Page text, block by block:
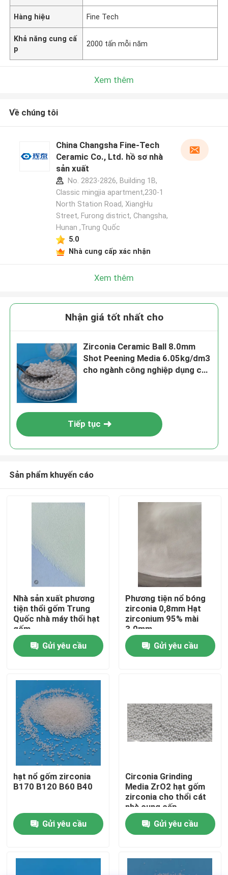
Sản phẩm
Về chúng tôi
Kiểm soát chất lượng
Liên hệ chúng tôi
Yêu cầu báo giá
nổ hạt gốm
Hàng hiệu Fine Tech
Khả năng cung cấ
p
2000 tấn mỗi năm
Xem thêm
Về chúng tôi
China Changsha Fine-Tech
Ceramic Co., Ltd. hồ sơ nhà
sản xuất
No. 2823-2826, Building 1B,
Classic mingjia apartment,230-1
North Station Road, XiangHu
Street, Furong district, Changsha,
Hunan ,Trung Quốc
5.0
Nhà cung cấp xác nhận
Xem thêm
Nhận giá tốt nhất cho
Zirconia Ceramic Ball 8.0mm
Shot Peening Media 6.05kg/dm3
cho ngành công nghiệp dụng cụ
Tiếp tục
Sản phẩm khuyến cáo
Nhà sản xuất phương
tiện thổi gốm Trung
Quốc nhà máy thổi hạt
gốm
Gửi yêu cầu
Phương tiện nổ bóng
zirconia 0,8mm Hạt
zirconium 95% mài
3.0mm
Gửi yêu cầu
hạt nổ gốm zirconia
B170 B120 B60 B40
Gửi yêu cầu
Circonia Grinding
Media ZrO2 hạt gốm
zirconia cho thổi cát
nhà cung cấp
Gửi yêu cầu